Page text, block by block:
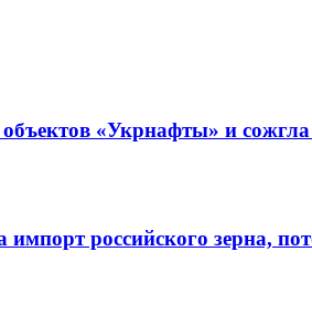
«Укрнафты» и
российского зерна,